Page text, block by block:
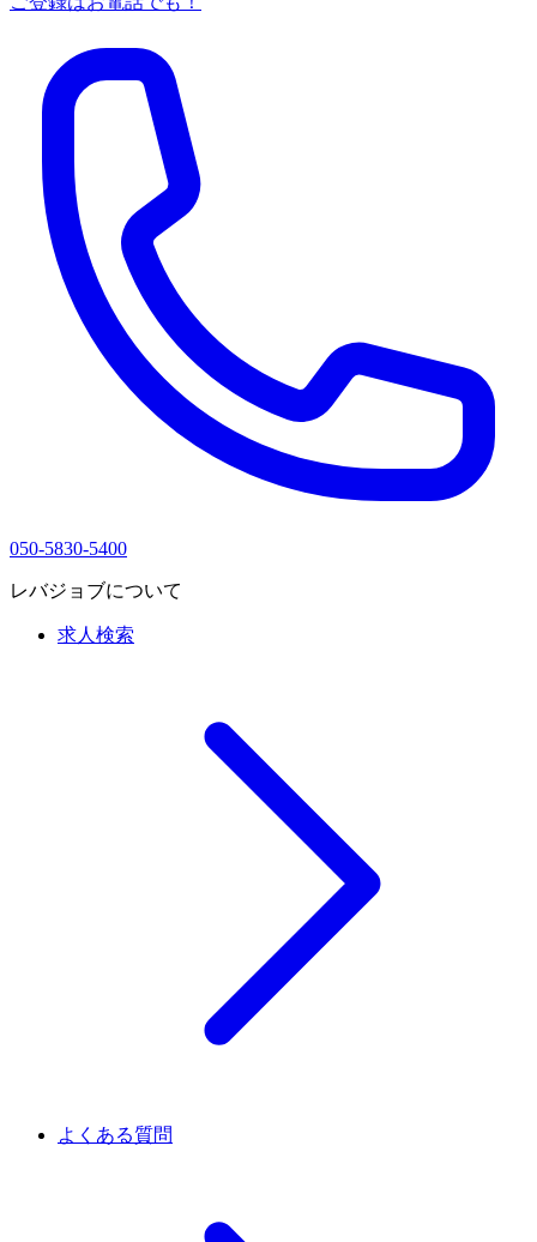
050-5830-5400
レバジョブについて
求人検索
よくある質問